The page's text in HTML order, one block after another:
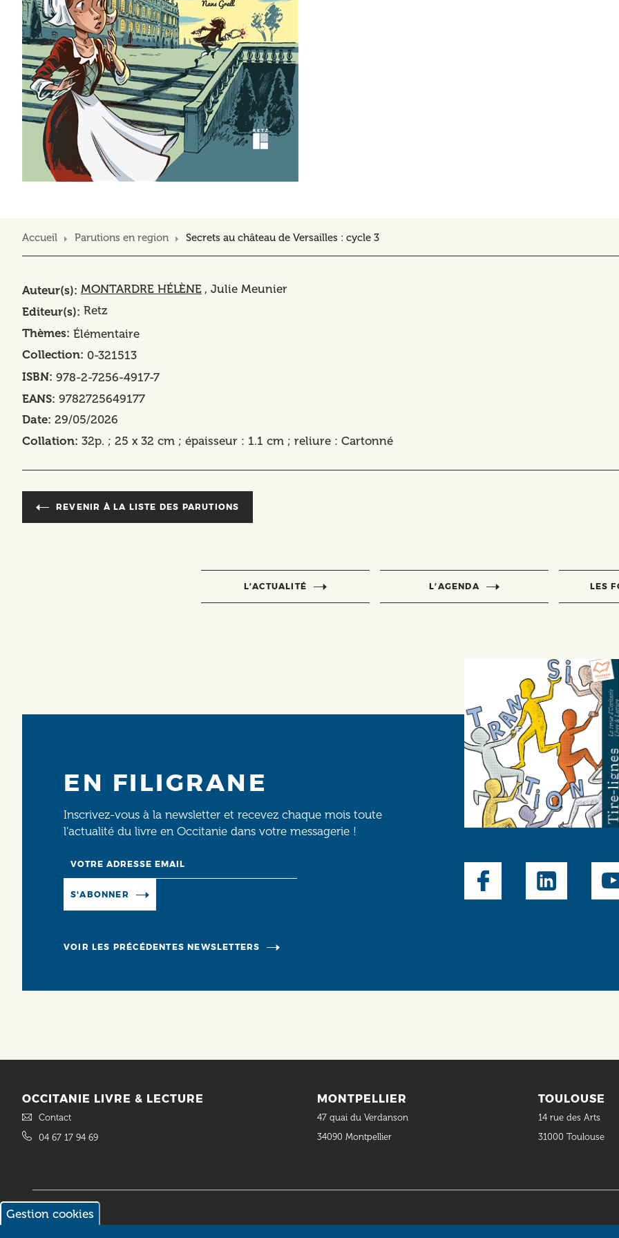
Accueil Parutions en region Secrets au château de Versailles : cycle 3
Auteur(s) MONTARDRE HÉLÈNE , Julie Meunier
Editeur(s) Retz
Thèmes Élémentaire
Collection 0-321513
ISBN 978-2-7256-4917-7
EANS 9782725649177
Date 29/05/2026
Collation 32p. ; 25 x 32 cm ; épaisseur : 1.1 cm ; reliure : Cartonné
REVENIR À LA LISTE DES PARUTIONS
L’ACTUALITÉ L’AGENDA LES
EN FILIGRANE
Inscrivez-vous à la newsletter et recevez chaque mois toute
l’actualité du livre en Occitanie dans votre messagerie !
S'ABONNER
VOIR LES PRÉCÉDENTES NEWSLETTERS
Social
OCCITANIE LIVRE & LECTURE
Contact
04 67 17 94 69
MONTPELLIER
47 quai du Verdanson
34090 Montpellier
TOULOUSE
14 rue des Arts
31000 Toulouse
Gestion cookies